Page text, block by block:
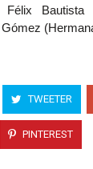
Félix
TWEETER
PINTEREST